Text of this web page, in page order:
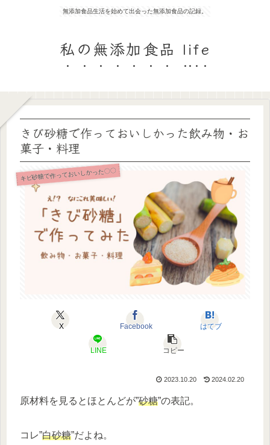
無添加食品生活を始めて出会った無添加食品の記録。
私の無添加食品 life
きび砂糖で作っておいしかった飲み物・お
菓子・料理
キビ砂糖で作っておいしかった〇〇
X Facebook はてブ
LINE コピー
2023.10.20 2024.02.20
原材料を見るとほとんどが”砂糖”の表記。
コレ”白砂糖”だよね。